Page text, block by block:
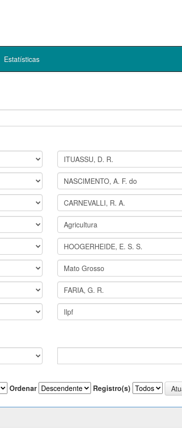
Estatísticas
Ordenar Registro(s)